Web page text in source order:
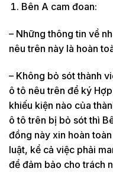
Bên A cam đoan:
– Những thông tin về
nêu trên này là hoàn
– Không bỏ sót thành
ô tô nêu trên để ký
khiếu kiện nào của
ô tô trên bị bỏ sót thì
đồng này xin hoàn
luật, kể cả việc phải
để đảm bảo cho trách